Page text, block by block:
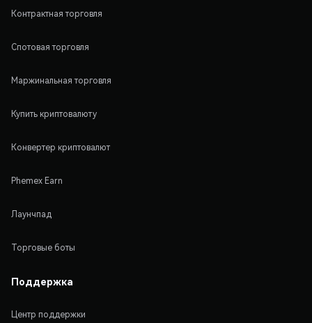
Контрактная торговля
Спотовая торговля
Маржинальная торговля
Купить криптовалюту
Конвертер криптовалют
Phemex Earn
Лаунчпад
Торговые боты
Поддержка
Центр поддержки